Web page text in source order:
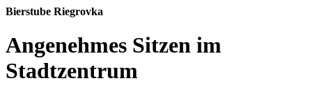
Bierstube Riegrovka
Angenehmes Sitzen im
Stadtzentrum